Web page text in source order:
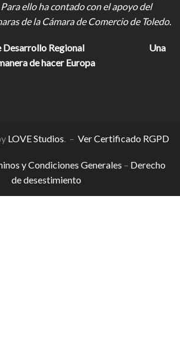
ello ha contado con el apoyo del
de la Cámara de Comercio de Toledo.
Desarrollo Regional
Una
de hacer Europa
LOVE Studios. – Ver Certificado RGPD
y Condiciones Generales – Derecho
de desestimiento